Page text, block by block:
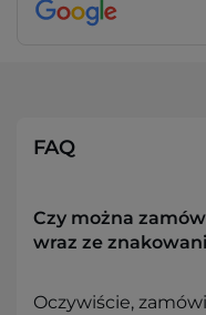
FAQ
Czy można
wraz ze
Oczywiście,